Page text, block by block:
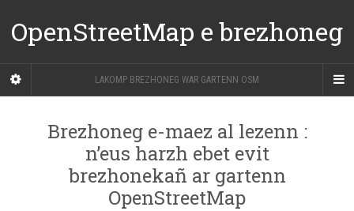
OpenStreetMap e brezhoneg
LAKOMP BREZHONEG WAR GARTENN OSM
Brezhoneg e-maez al lezenn :
n’eus harzh ebet evit
brezhonekañ ar gartenn
OpenStreetMap